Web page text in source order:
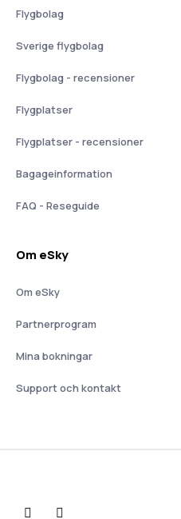
Flygbolag
Sverige flygbolag
Flygbolag - recensioner
Flygplatser
Flygplatser - recensioner
Bagageinformation
FAQ - Reseguide
Om eSky
Om eSky
Partnerprogram
Mina bokningar
Support och kontakt